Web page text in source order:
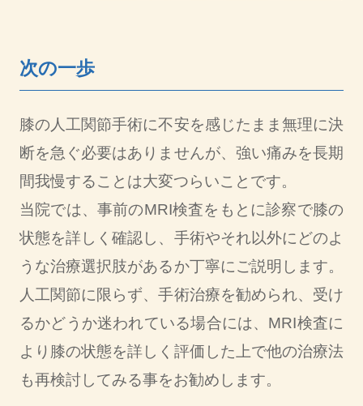
次の一歩
膝の人工関節手術に不安を感じたまま無理に決
断を急ぐ必要はありませんが、強い痛みを長期
間我慢することは大変つらいことです。
当院では、事前のMRI検査をもとに診察で膝の
状態を詳しく確認し、手術やそれ以外にどのよ
うな治療選択肢があるか丁寧にご説明します。
人工関節に限らず、手術治療を勧められ、受け
るかどうか迷われている場合には、MRI検査に
より膝の状態を詳しく評価した上で他の治療法
も再検討してみる事をお勧めします。